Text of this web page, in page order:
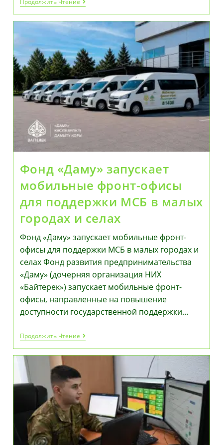
Продолжить Чтение
О
705
Тысячах
Фронтовиков
Доступны
На
Портале
«Батырларға
Тағзым»
Фонд «Даму» запускает
мобильные фронт-офисы
для поддержки МСБ в малых
городах и селах
Фонд «Даму» запускает мобильные фронт-
офисы для поддержки МСБ в малых городах и
селах Фонд развития предпринимательства
«Даму» (дочерняя организация НИХ
«Байтерек») запускает мобильные фронт-
офисы, направленные на повышение
доступности государственной поддержки…
Продолжить ЧтениеФонд
«Даму»
Запускает
Офисы
Для
Поддержки
МСБ
В
Малых
Городах
И
Селах